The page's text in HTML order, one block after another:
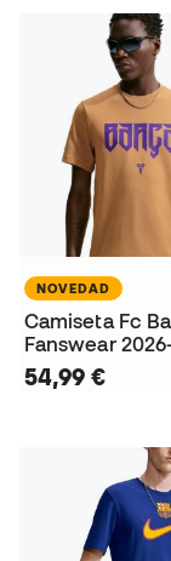
NOVEDAD
Camiseta Fc
Fanswear
54,99 €